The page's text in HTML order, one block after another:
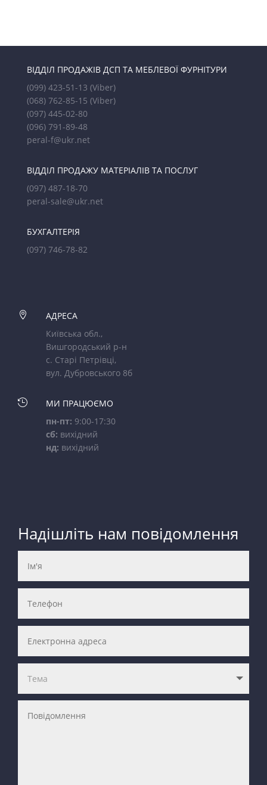
ВІДДІЛ ПРОДАЖІВ ДСП ТА МЕБЛЕВОЇ ФУРНІТУРИ
(099) 423-51-13 (Viber)
(068) 762-85-15 (Viber)
(097) 445-02-80
(096) 791-89-48
peral-f@ukr.net
ВІДДІЛ ПРОДАЖУ МАТЕРІАЛІВ ТА ПОСЛУГ
(097) 487-18-70
peral-sale@ukr.net
БУХГАЛТЕРІЯ
(097) 746-78-82

АДРЕСА
Київська обл.,
Вишгородський р-н
с. Старі Петрівці,
вул. Дубровського 8б

МИ ПРАЦЮЄМО
пн-пт: 9:00-17:30
сб: вихідний
нд: вихідний
Надішліть нам повідомлення